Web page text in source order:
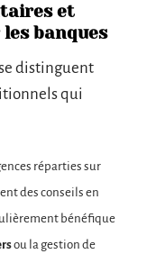
et
banques
distinguent
qui
réparties sur
des conseils en
bénéfique
ou la gestion de